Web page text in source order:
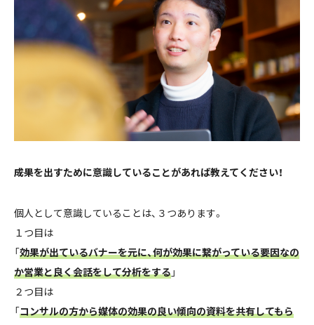
――成果を出すために意識していることがあれば教えてください！
個人として意識していることは、３つあります。
１つ目は
「効果が出ているバナーを元に、何が効果に繋がっている要因なの
か営業と良く会話をして分析をする」
２つ目は
「コンサルの方から媒体の効果の良い傾向の資料を共有してもら